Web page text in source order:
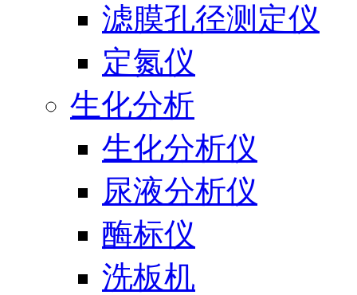
滤膜孔径测定仪
定氮仪
生化分析
生化分析仪
尿液分析仪
酶标仪
洗板机